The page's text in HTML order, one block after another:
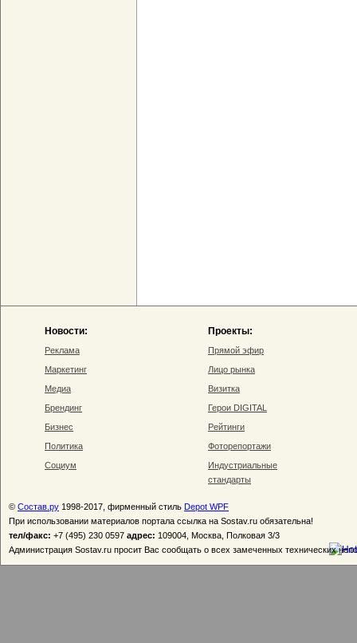
Новости:
Реклама
Маркетинг
Медиа
Брендинг
Бизнес
Политика
Социум
Проекты:
Прямой эфир
Лицо рынка
Визитка
Герои DIGITAL
Рейтинги
Фоторепортажи
Индустриальные
стандарты
© Состав.ру 1998-2017, фирменный стиль Depot WPF
При использовании материалов портала ссылка на Sostav.ru обязательна!
тел/факс: +7 (495) 230 0597 адрес: 109004, Москва, Полковая 3/3
Администрация Sostav.ru просит Вас сообщать о всех замеченных технических